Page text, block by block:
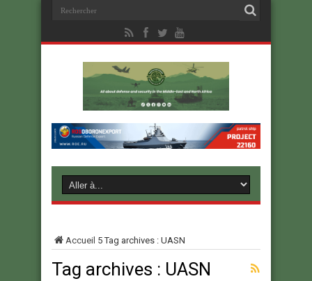
Accueil 5Tag archives : UASN
Tag archives : UASN